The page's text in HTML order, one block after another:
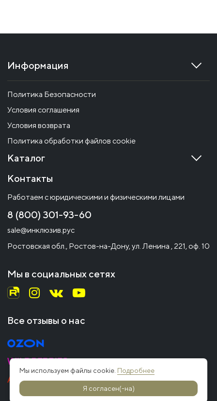
Информация
Политика Безопасности
Условия соглашения
Условия возврата
Политика обработки файлов cookie
Каталог
Контакты
Работаем с юридическими и физическими лицами
8 (800) 301-93-60
sale@инклюзив.рус
Ростовская обл., Ростов-на-Дону, ул. Ленина , 221, оф. 10
Мы в социальных сетях
Все отзывы о нас
Мы используем файлы cookie. Подробнее
Я согласен(-на)